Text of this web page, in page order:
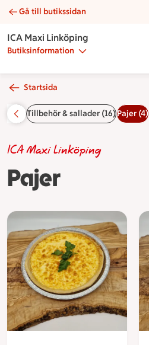
Pajer | Catering ICA Maxi Linköping
Gå till butikssidan
ICA Maxi Linköping
Butiksinformation
Startsida
(9)Tillbehör & sallader (16)Pajer (4)
Pajer
ICA Maxi Linköping